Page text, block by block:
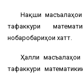
Нақши
тафаккури
нобаробариҳои хаттӣ.
Ҳалли
тафаккури